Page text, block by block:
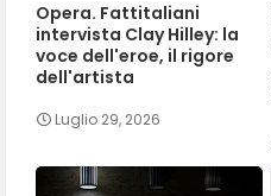
Opera. Fattitaliani
intervista Clay Hilley: la
voce dell'eroe, il rigore
dell'artista
Luglio 29, 2026